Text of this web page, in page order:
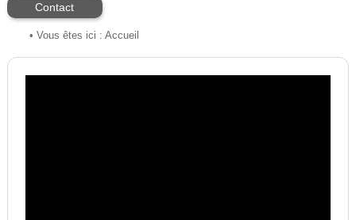
Contact
• Vous êtes ici : Accueil